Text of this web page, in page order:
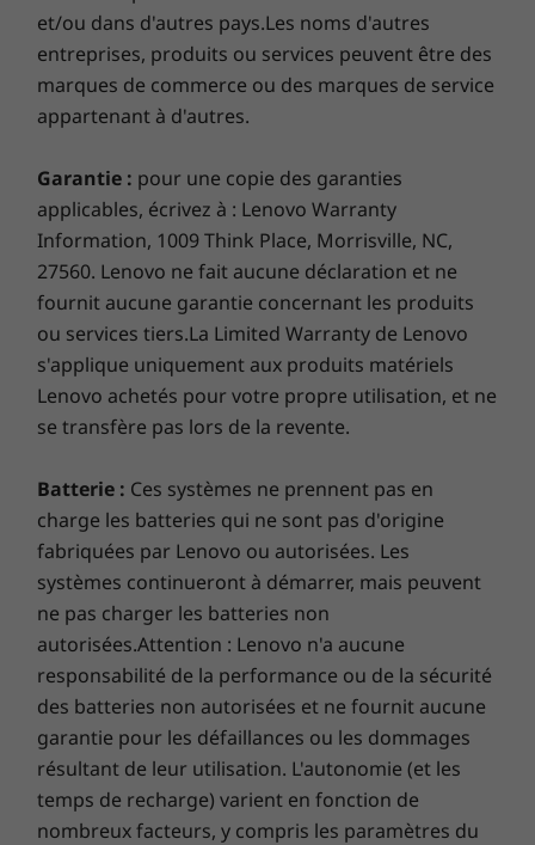
Built-in security features
Your privacy counts. That’s why Lenovo Smart
Display 7 has a number of security features,
includes TrueBlock Privacy Shutter and a
microphone mute button. So you can
as and when you like.
Specifications may vary by region.
et/ou dans d'autres pays.Les noms d'autres
entreprises, produits ou services peuvent être des
marques de commerce ou des marques de service
appartenant à d'autres.
Garantie : pour une copie des garanties
applicables, écrivez à : Lenovo Warranty
Information, 1009 Think Place, Morrisville, NC,
27560. Lenovo ne fait aucune déclaration et ne
fournit aucune garantie concernant les produits
ou services tiers.La Limited Warranty de Lenovo
s'applique uniquement aux produits matériels
Lenovo achetés pour votre propre utilisation, et ne
se transfère pas lors de la revente.
Batterie : Ces systèmes ne prennent pas en
charge les batteries qui ne sont pas d'origine
fabriquées par Lenovo ou autorisées. Les
systèmes continueront à démarrer, mais peuvent
ne pas charger les batteries non
autorisées.Attention : Lenovo n'a aucune
responsabilité de la performance ou de la sécurité
des batteries non autorisées et ne fournit aucune
garantie pour les défaillances ou les dommages
résultant de leur utilisation. L'autonomie (et les
temps de recharge) varient en fonction de
nombreux facteurs, y compris les paramètres du